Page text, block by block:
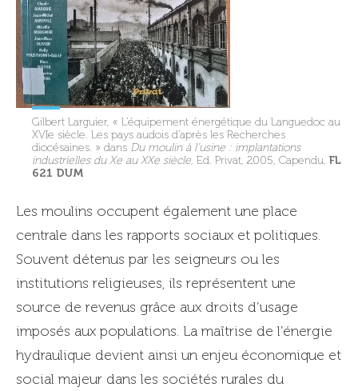
Gilbert Larguier, « L’équipement énergétique du Languedoc au
XVIe siècle. Les pays audois d’après les Recherches
diocésaines. » dans Du moulin à l’usine : implantations
industrielles du Xe au XXe siècle , Ed. Privat, 2005, Capendu, FL
621 DUM
Les moulins occupent également une place
centrale dans les rapports sociaux et politiques.
Souvent détenus par les seigneurs ou les
institutions religieuses, ils représentent une
source de revenus grâce aux droits d’usage
imposés aux populations. La maîtrise de l’énergie
hydraulique devient ainsi un enjeu économique et
social majeur dans les sociétés rurales du